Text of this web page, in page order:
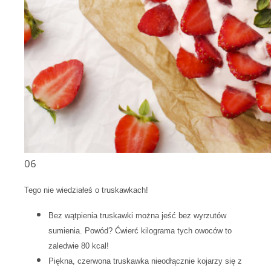
06
Tego nie wiedziałeś o truskawkach!
Bez wątpienia truskawki można jeść bez wyrzutów
sumienia. Powód? Ćwierć kilograma tych owoców to
zaledwie 80 kcal!
Piękna, czerwona truskawka nieodłącznie kojarzy się z